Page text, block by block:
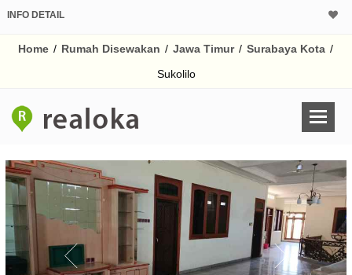
INFO DETAIL
Home / Rumah Disewakan / Jawa Timur / Surabaya Kota /
Sukolilo